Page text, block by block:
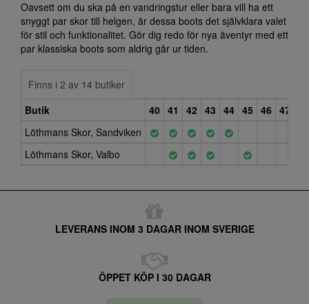
Oavsett om du ska på en vandringstur eller bara vill ha ett
snyggt par skor till helgen, är dessa boots det självklara valet
för stil och funktionalitet. Gör dig redo för nya äventyr med ett
par klassiska boots som aldrig går ur tiden.
Finns i 2 av 14 butiker
Butik
40 41 42 43 44 45 46 47
Löthmans Skor, Sandviken
Löthmans Skor, Valbo
LEVERANS INOM 3 DAGAR INOM SVERIGE
ÖPPET KÖP I 30 DAGAR